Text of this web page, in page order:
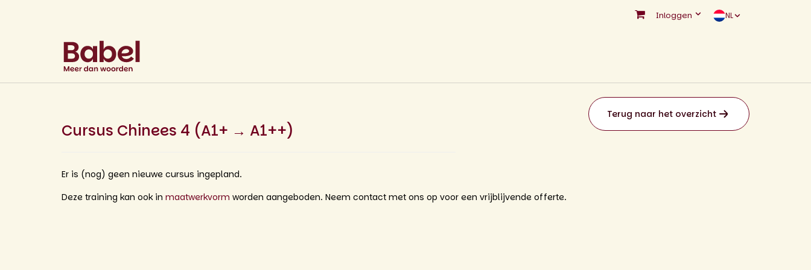
Inloggen NL
Cursus Chinees 4 (A1+ → A1++)
Terug naar het overzicht
Er is (nog) geen nieuwe cursus ingepland.
Deze training kan ook in maatwerkvorm worden aangeboden. Neem contact met ons op voor een vrijblijvende offerte.